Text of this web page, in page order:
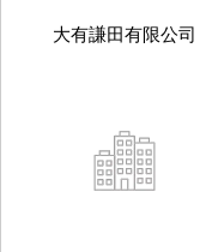
大有謙田有限公司